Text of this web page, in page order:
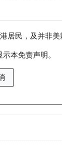
居民，及并非
本免责声明。
认沽
产价格 25,668.03